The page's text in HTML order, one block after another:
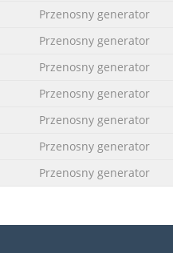
Przenosny generator
Przenosny generator
Przenosny generator
Przenosny generator
Przenosny generator
Przenosny generator
Przenosny generator